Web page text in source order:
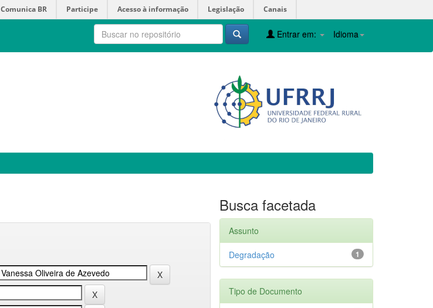
Comunica BR Participe Acesso à informação Legislação Canais
Idioma
Entrar em:
Busca facetada
Assunto
1
Degradação
Tipo de Documento